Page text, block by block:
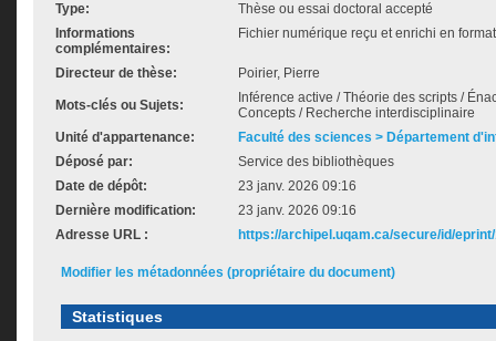
Type:
Thèse ou essai doctoral accepté
Informations
complémentaires:
Fichier numérique reçu et enrichi en
Directeur de thèse: Poirier, Pierre
Mots-clés ou Sujets:
Inférence active / Théorie des scripts /
Concepts / Recherche interdisciplinaire
Unité d'appartenance:
Faculté des sciences > Département
Déposé par:
Service des bibliothèques
Date de dépôt:
23 janv. 2026 09:16
Dernière modification:
23 janv. 2026 09:16
Adresse URL :
https://archipel.uqam.ca/secure/id/
Modifier les métadonnées (propriétaire du document)
Statistiques